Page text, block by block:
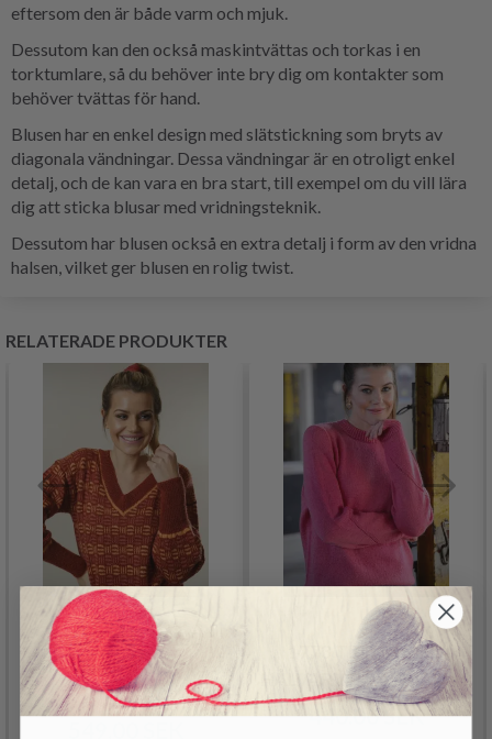
eftersom den är både varm och mjuk.
Dessutom kan den också maskintvättas och torkas i en
torktumlare, så du behöver inte bry dig om kontakter som
behöver tvättas för hand.
Blusen har en enkel design med slätstickning som bryts av
diagonala vändningar. Dessa vändningar är en otroligt enkel
detalj, och de kan vara en bra start, till exempel om du vill lära
dig att sticka blusar med vridningsteknik.
Dessutom har blusen också en extra detalj i form av den vridna
halsen, vilket ger blusen en rolig twist.
RELATERADE PRODUKTER
1831 TRÖJA MED
TÄRNA I VÄVNING
STICKAD
1773 TRÖJA MED
HÅLVARV PÅ ÄRMARNA
440.00 SEK